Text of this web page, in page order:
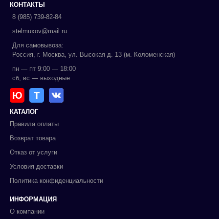
КОНТАКТЫ
8 (985) 739-82-84
stelmuxov@mail.ru
Для самовывоза:
Россия, г. Москва, ул. Высокая д. 13 (м. Коломенская)
пн — пт 9:00 — 18:00
сб, вс — выходные
Ю Т
КАТАЛОГ
Правила оплаты
Возврат товара
Отказ от услуги
Условия доставки
Политика конфиденциальности
ИНФОРМАЦИЯ
О компании